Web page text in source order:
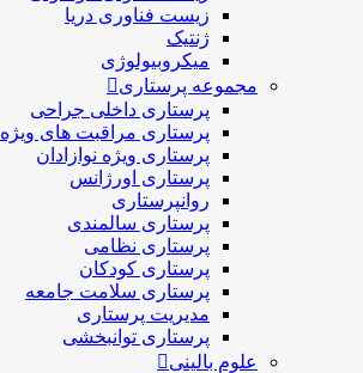
زیست فناوری دریا
ژنتیک
میکروبیولوژی
مجموعه پرستاری
پرستاری داخلی جراحی
پرستاری مراقبت های ويژه
پرستاری ويژه نوازادان
پرستاری اورژانس
روانپرستاری
پرستاری سالمندی
پرستاری نظامی
پرستاری کودکان
پرستاری سلامت جامعه
مدیریت پرستاری
پرستاری توانبخشی
علوم بالینی